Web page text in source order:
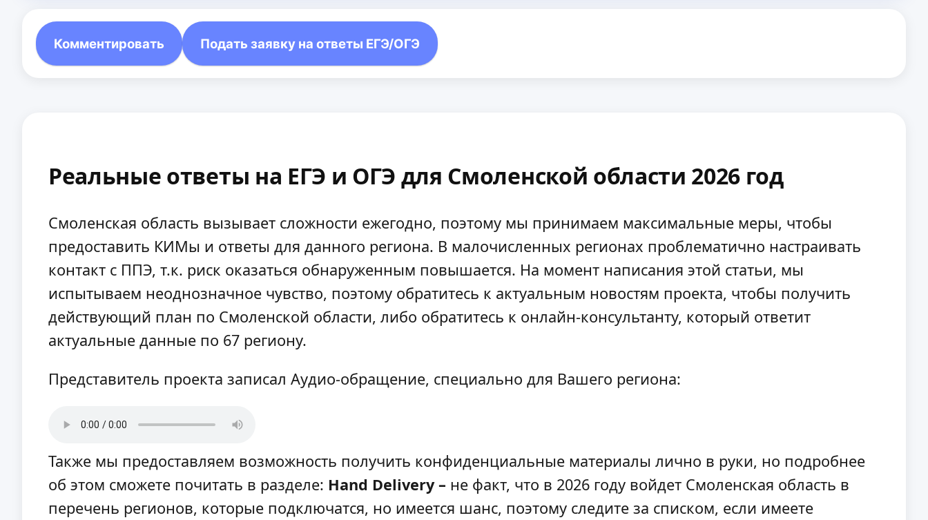
Комментировать Подать заявку на ответы ЕГЭ/ОГЭ
Реальные ответы на ЕГЭ и ОГЭ для Смоленской области 2026 год
Смоленская область вызывает сложности ежегодно, поэтому мы принимаем максимальные меры, чтобы
предоставить КИМы и ответы для данного региона. В малочисленных регионах проблематично настраивать
контакт с ППЭ, т.к. риск оказаться обнаруженным повышается. На момент написания этой статьи, мы
испытываем неоднозначное чувство, поэтому обратитесь к актуальным новостям проекта, чтобы получить
действующий план по Смоленской области, либо обратитесь к онлайн-консультанту, который ответит
актуальные данные по 67 региону.
Представитель проекта записал Аудио-обращение, специально для Вашего региона:
Также мы предоставляем возможность получить конфиденциальные материалы лично в руки, но подробнее
об этом сможете почитать в разделе: Hand Delivery – не факт, что в 2026 году войдет Смоленская область в
перечень регионов, которые подключатся, но имеется шанс, поэтому следите за списком, если имеете